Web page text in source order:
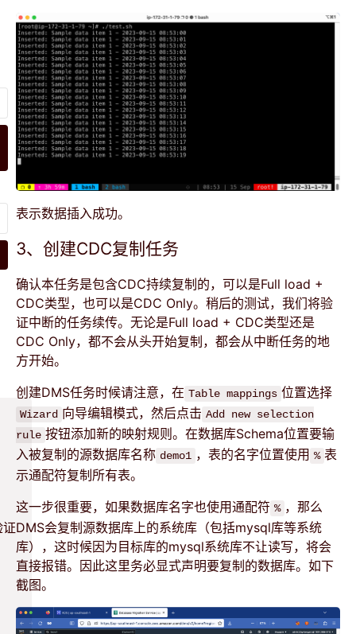
表示数据插入成功。
3、创建CDC复制任务
确认本任务是包含CDC持续复制的，可以是Full load +
CDC类型，也可以是CDC Only。稍后的测试，我们将验
证中断的任务续传。无论是Full load + CDC类型还是
CDC Only，都不会从头开始复制，都会从中断任务的地
方开始。
创建DMS任务时候请注意，在 Table mappings 位置选择
Wizard 向导编辑模式，然后点击 Add new selection
rule 按钮添加新的映射规则。在数据库Schema位置要输
入被复制的源数据库名称 demo1 ，表的名字位置使用 % 表
示通配符复制所有表。
这一步很重要，如果数据库名字也使用通配符 % ，那么
DMS会复制源数据库上的系统库（包括mysql库等系统
库），这时候因为目标库的mysql系统库不让读写，将会
直接报错。因此这里务必显式声明要复制的数据库。如下
截图。